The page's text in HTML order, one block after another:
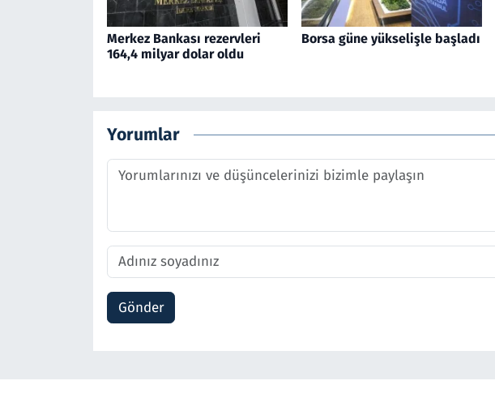
Merkez Bankası rezervleri
164,4 milyar dolar oldu
Borsa güne yükselişle başladı
Yorumlar
Gönder